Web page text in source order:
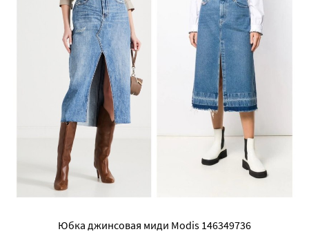
Юбка джинсовая миди Modis 146349736